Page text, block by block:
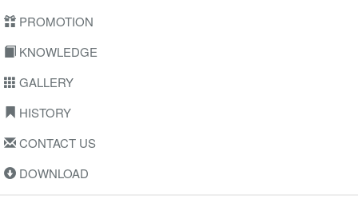
PROMOTION
KNOWLEDGE
GALLERY
HISTORY
CONTACT US
DOWNLOAD